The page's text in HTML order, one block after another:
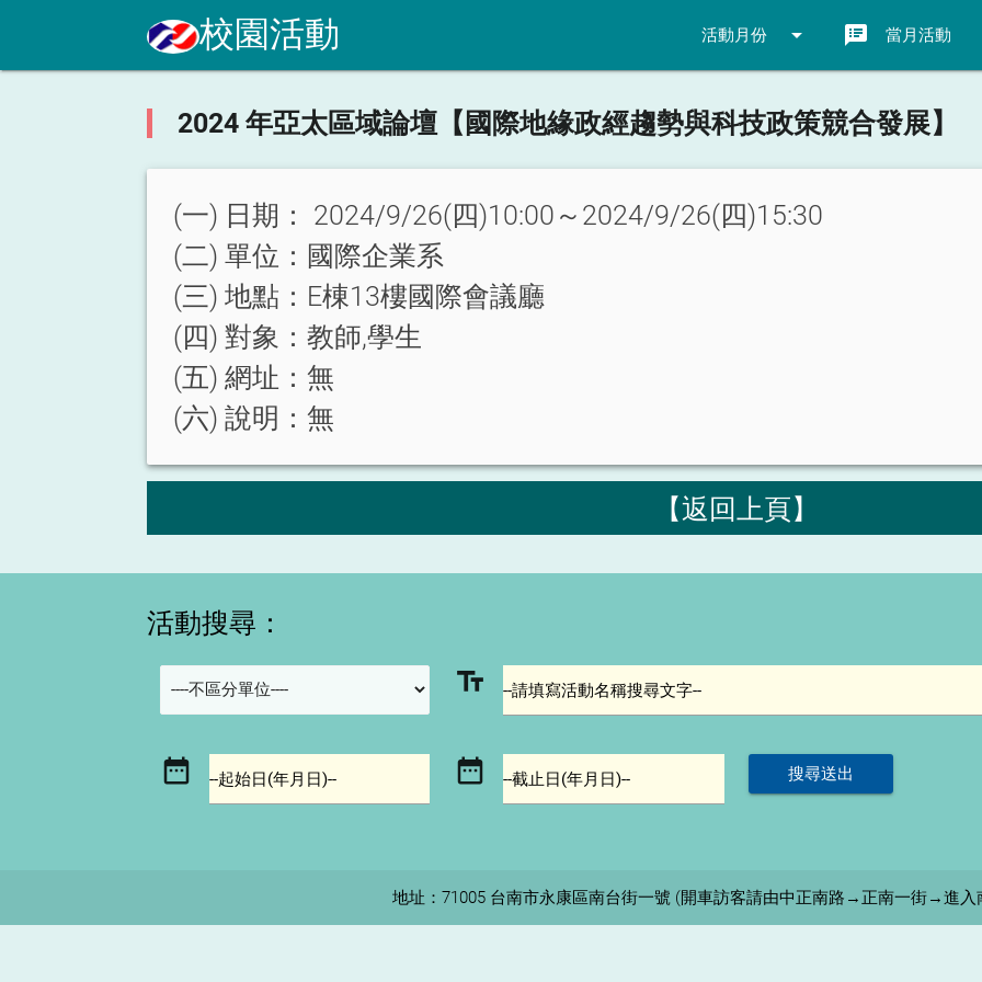
校園活動 活動月份 arrow_drop_down 當月活動
speaker_notes
2024 年亞太區域論壇【國際地緣政經趨勢與科技政策競合發展】
(一) 日期： 2024/9/26(四)10:00～2024/9/26(四)15:30
(二) 單位： 國際企業系
(三) 地點： E棟13樓國際會議廳
(四) 對象：教師,學生
(五) 網址：無
(六) 說明：無
【返回上頁】
活動搜尋：
text_fields --請填寫活動名稱搜尋文字--
date_range --起始日(年月日)-- date_range --截止日(年月日)--
地址：71005 台南市永康區南台街一號 (開車訪客請由中正南路→正南一街→進入